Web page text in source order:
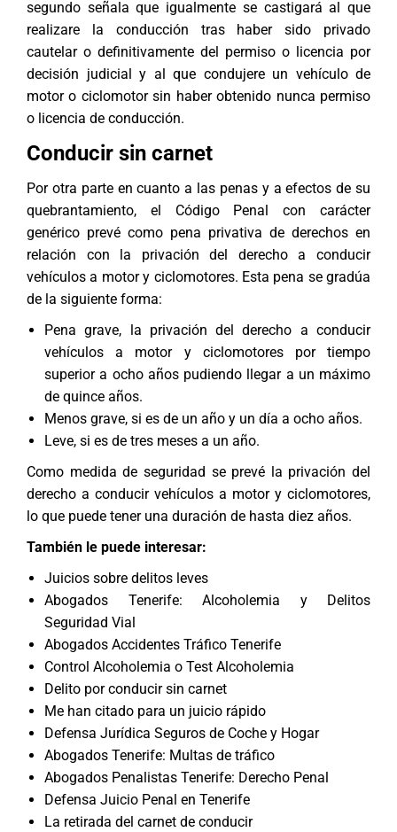
segundo señala que igualmente se castigará al que
realizare la conducción tras haber sido privado
cautelar o definitivamente del permiso o licencia por
decisión judicial y al que condujere un vehículo de
motor o ciclomotor sin haber obtenido nunca permiso
o licencia de conducción.
Conducir sin carnet
Por otra parte en cuanto a las penas y a efectos de su
quebrantamiento, el Código Penal con carácter
genérico prevé como pena privativa de derechos en
relación con la privación del derecho a conducir
vehículos a motor y ciclomotores. Esta pena se gradúa
de la siguiente forma:
Pena grave, la privación del derecho a conducir
vehículos a motor y ciclomotores por tiempo
superior a ocho años pudiendo llegar a un máximo
de quince años.
Menos grave, si es de un año y un día a ocho años.
Leve, si es de tres meses a un año.
Como medida de seguridad se prevé la privación del
derecho a conducir vehículos a motor y ciclomotores,
lo que puede tener una duración de hasta diez años.
También le puede interesar:
Juicios sobre delitos leves
Abogados Tenerife: Alcoholemia y Delitos
Seguridad Vial
Abogados Accidentes Tráfico Tenerife
Control Alcoholemia o Test Alcoholemia
Delito por conducir sin carnet
Me han citado para un juicio rápido
Defensa Jurídica Seguros de Coche y Hogar
Abogados Tenerife: Multas de tráfico
Abogados Penalistas Tenerife: Derecho Penal
Defensa Juicio Penal en Tenerife
La retirada del carnet de conducir